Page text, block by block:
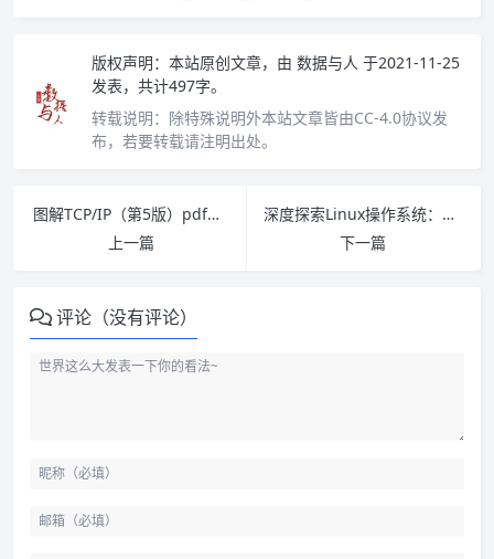
版权声明： 本站原创文章，由 数据与人 于2021-11-25
发表，共计497字。
转载说明： 除特殊说明外本站文章皆由CC-4.0协议发
布，若要转载请注明出处。
图解TCP/IP（第5版）pdf下载
上一篇
深度探索Linux操作系统：系统构建和原理解析pdf下载
下一篇
评论（没有评论）